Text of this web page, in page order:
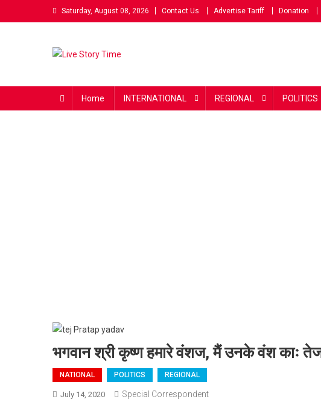
to
Saturday, August 08, 2026 Contact Us Advertise Tariff Donation
Home INTERNATIONAL REGIONAL POLITICS
भगवान श्री कृष्ण हमारे वंशज, मैं उनके वंश काः तेज
NATIONAL POLITICS REGIONAL
July 14, 2020 Special Correspondent